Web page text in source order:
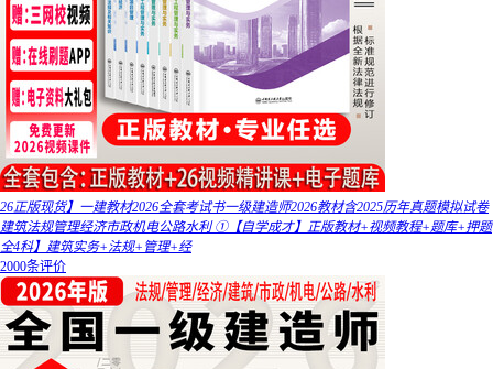
26正版现货】一建教材2026全套考试书一级建造师2026教材含2025历年真题模拟试卷
建筑法规管理经济市政机电公路水利 ①【自学成才】正版教材+视频教程+题库+押题
全4科】建筑实务+法规+管理+经
2000条评价